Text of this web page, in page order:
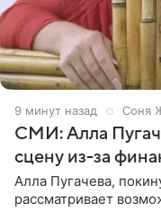
10 минут назад Соня
СМИ: Алла
сцену из-за
Алла Пугачева,
рассматривает